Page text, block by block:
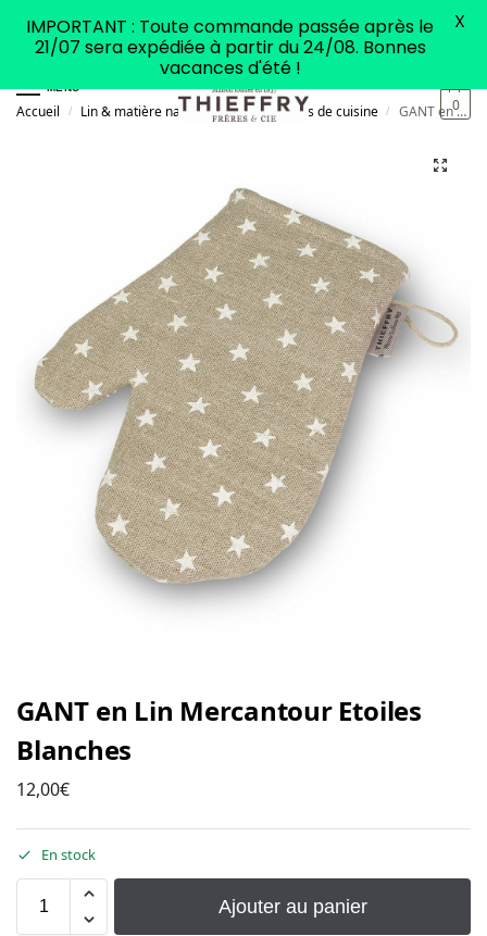
MENU
0
Accueil / Lin & matière naturelle / Accessoires de cuisine / GANT en Lin Mercantour Etoiles Blanches
GANT en Lin Mercantour Etoiles
Blanches
12,00€
En stock
Ajouter au panier
IMPORTANT : Toute commande passée après le
21/07 sera expédiée à partir du 24/08. Bonnes
vacances d'été !
X